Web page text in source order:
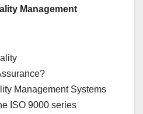
Management
Management Systems
ISO 9000 series